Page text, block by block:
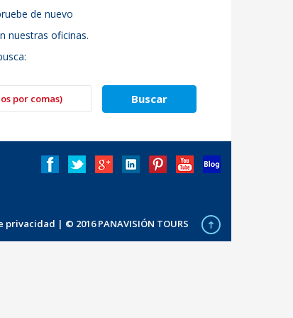
de nuevo
nuestras oficinas.
privacidad | © 2016 PANAVISIÓN TOURS